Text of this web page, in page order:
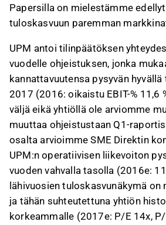
Papersilla on mielestämme
tuloskasvuun paremman
UPM antoi tilinpäätöksen
vuodelle ohjeistuksen, jonka
kannattavuutensa pysyvän
2017 (2016: oikaistu EBIT-% 11,6
väljä eikä yhtiöllä ole arviomme
muuttaa ohjeistustaan Q1-
osalta arvioimme SME Direktin
UPM:n operatiivisen liikevoiton
vuoden vahvalla tasolla (2016e:
lähivuosien tuloskasvunäkymä
ja tähän suhteutettuna yhtiön
korkeammalle (2017e: P/E 14x,